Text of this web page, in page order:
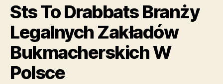
Sts To Drabbats Branży
Legalnych Zakładów
Bukmacherskich W
Polsce